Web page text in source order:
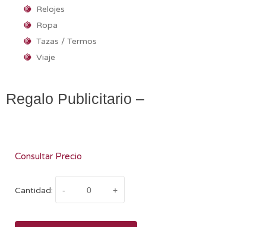
Relojes
Ropa
Tazas / Termos
Viaje
Regalo Publicitario –
Consultar Precio
Cantidad: